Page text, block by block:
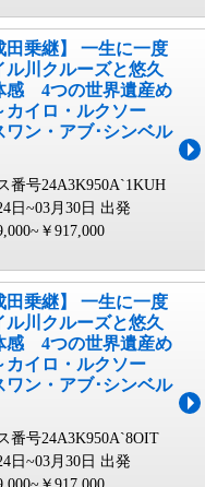
田乗継】 一生に一度
ル川クルーズと悠久
感 4つの世界遺産め
カイロ・ルクソー
ワン・アブ･シンベル
番号24A3K950A`1KUH
日~03月30日 出発
￥917,000
田乗継】 一生に一度
ル川クルーズと悠久
感 4つの世界遺産め
カイロ・ルクソー
ワン・アブ･シンベル
番号24A3K950A`8OIT
日~03月30日 出発